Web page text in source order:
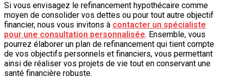
Si vous envisagez le refinancement hypothécaire comme
moyen de consolider vos dettes ou pour tout autre objectif
financier, nous vous invitons à contacter un spécialiste
pour une consultation personnalisée. Ensemble, vous
pourrez élaborer un plan de refinancement qui tient compte
de vos objectifs personnels et financiers, vous permettant
ainsi de réaliser vos projets de vie tout en conservant une
santé financière robuste.